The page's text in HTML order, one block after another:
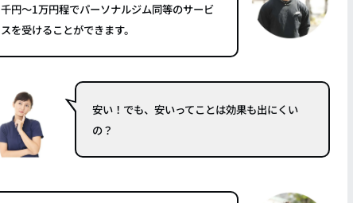
千円～1万円程でパーソナルジム同等のサービ
スを受けることができます。
安い！でも、安いってことは効果も出にくい
の？